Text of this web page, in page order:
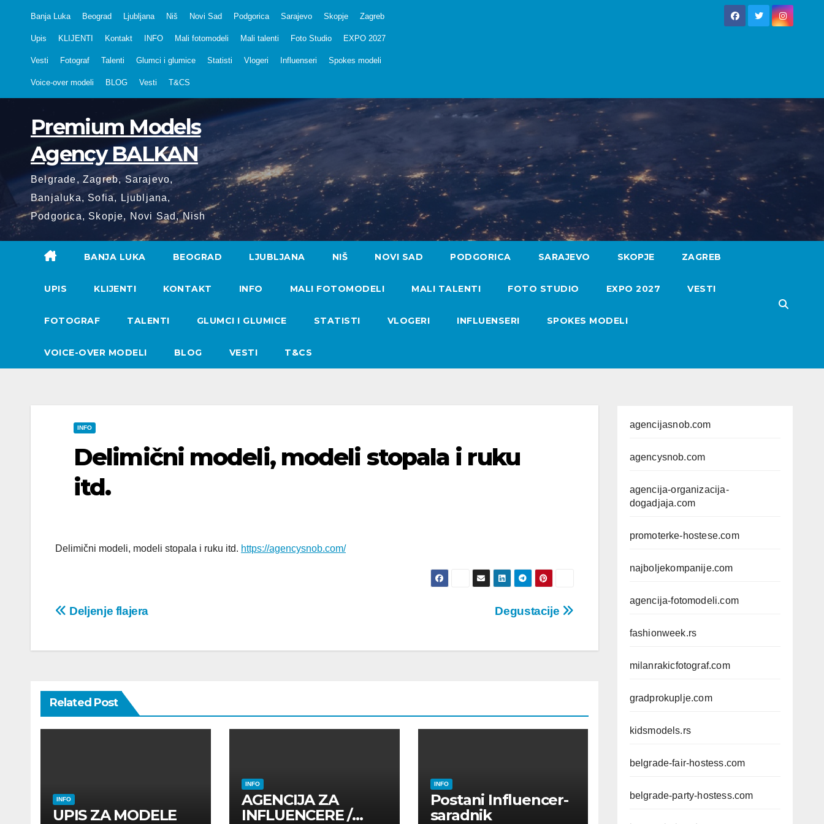
Banja Luka Beograd Ljubljana Niš Novi Sad Podgorica Sarajevo Skopje Zagreb
Upis KLIJENTI Kontakt INFO Mali fotomodeli Mali talenti Foto Studio EXPO 2027
Vesti Fotograf Talenti Glumci i glumice Statisti Vlogeri Influenseri Spokes modeli
Voice-over modeli BLOG Vesti T&CS
Premium Models
Agency BALKAN
Belgrade, Zagreb, Sarajevo,
Banjaluka, Sofia, Ljubljana,
Podgorica, Skopje, Novi Sad, Nish
BANJA LUKA BEOGRAD LJUBLJANA NIŠ NOVI SAD PODGORICA SARAJEVO SKOPJE ZAGREB
UPIS KLIJENTI KONTAKT INFO MALI FOTOMODELI MALI TALENTI FOTO STUDIO EXPO 2027 VESTI
FOTOGRAF TALENTI GLUMCI I GLUMICE STATISTI VLOGERI INFLUENSERI SPOKES MODELI
VOICE-OVER MODELI BLOG VESTI T&CS
INFO
Delimični modeli, modeli stopala i ruku
itd.
Delimični modeli, modeli stopala i ruku itd. https://agencysnob.com/
Post
Degustacije
Deljenje flajera
Related Post
INFO
UPIS ZA MODELE
INFO
AGENCIJA ZA
INFLUENCERE /
INFO
Postani Influencer-
saradnik
agencijasnob.com
agencysnob.com
agencija-organizacija-
dogadjaja.com
promoterke-hostese.com
najboljekompanije.com
agencija-fotomodeli.com
fashionweek.rs
milanrakicfotograf.com
gradprokuplje.com
kidsmodels.rs
belgrade-fair-hostess.com
belgrade-party-hostess.com